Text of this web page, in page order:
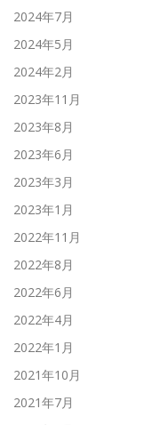
2024年7月
2024年5月
2024年2月
2023年11月
2023年8月
2023年6月
2023年3月
2023年1月
2022年11月
2022年8月
2022年6月
2022年4月
2022年1月
2021年10月
2021年7月